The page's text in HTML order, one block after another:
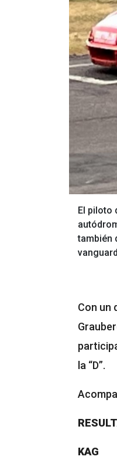
El piloto
también
Con un
la “D”.
KAG